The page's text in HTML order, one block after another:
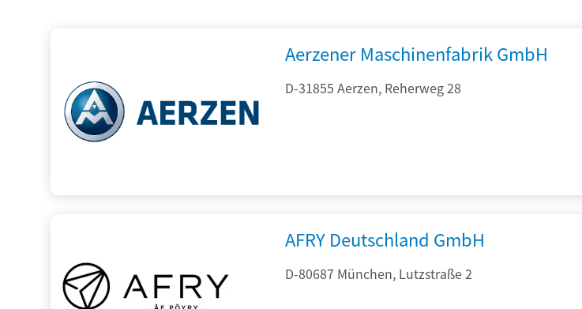
Aerzener Maschinenfabrik GmbH
D-31855 Aerzen, Reherweg 28
AFRY Deutschland GmbH
D-80687 München, Lutzstraße 2